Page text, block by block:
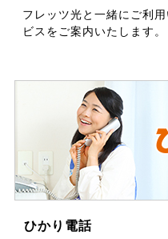
フレッツ光と一緒にご利
ビスをご案内いたします。
ひかり電話